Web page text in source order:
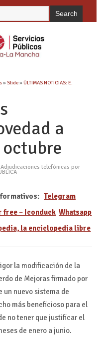
»Slide»ÚLTIMAS NOTICIAS: E.
a
Adjudicaciones telefónicas por
Telegram
Whatsapp
la modificación de la
de Mejoras firmado por
un nuevo sistema de
más beneficioso para el
no tener que justificar el
de enero a junio.